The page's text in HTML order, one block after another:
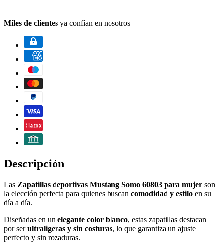
Miles de clientes ya confían en nosotros
Descripción
Las Zapatillas deportivas Mustang Somo 60803 para mujer son
la elección perfecta para quienes buscan comodidad y estilo en su
día a día.
Diseñadas en un elegante color blanco, estas zapatillas destacan
por serultraligeras y sin costuras, lo que garantiza un ajuste
perfecto y sin rozaduras.